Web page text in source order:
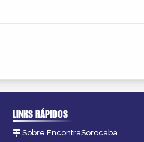
LINKS RÁPIDOS
Sobre EncontraSorocaba